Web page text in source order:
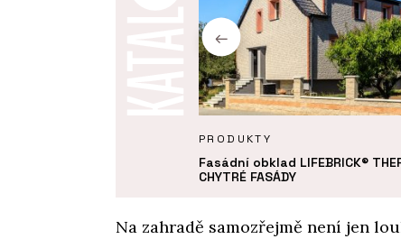
PRODUKTY
Fasádní obklad LIFEBRICK®
CHYTRÉ FASÁDY
Na zahradě samozřejmě není jen